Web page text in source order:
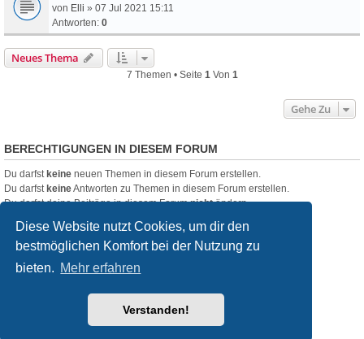
Diese Website nutzt Cookies, um dir den
bestmöglichen Komfort bei der Nutzung zu
bieten. Mehr erfahren
Verstanden!
von Elli » 07 Jul 2021 15:11
Antworten: 0
Neues Thema
7 Themen • Seite 1Von 1
Gehe Zu
BERECHTIGUNGEN IN DIESEM FORUM
Du darfstkeine neuen Themen in diesem Forum erstellen.
Du darfstkeineAntworten zu Themen in diesem Forum erstellen.
Du darfst deine Beiträge in diesem Forumnichtändern.
Du darfstkeineDateianhänge in diesem Forum erstellen.
Startseite Foren-Übersicht
® Forum Software © phpBB Limited
phpBB.de
created by INVENTEA & v12mike